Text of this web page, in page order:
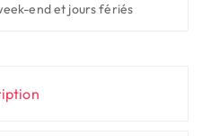
end et jours fériés